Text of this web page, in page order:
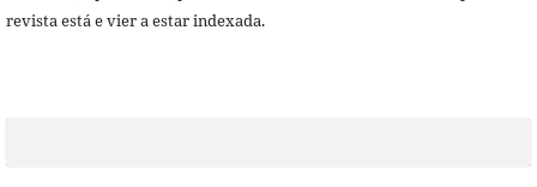
revista está e vier a estar indexada.